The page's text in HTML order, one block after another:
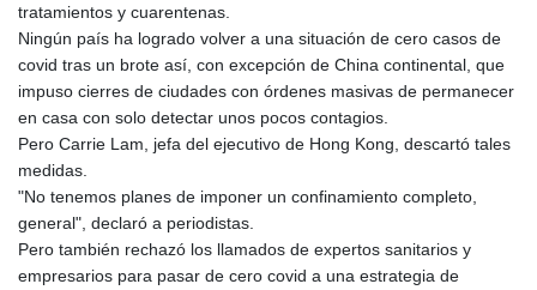
tratamientos y cuarentenas.
Ningún país ha logrado volver a una situación de cero casos de
covid tras un brote así, con excepción de China continental, que
impuso cierres de ciudades con órdenes masivas de permanecer
en casa con solo detectar unos pocos contagios.
Pero Carrie Lam, jefa del ejecutivo de Hong Kong, descartó tales
medidas.
"No tenemos planes de imponer un confinamiento completo,
general", declaró a periodistas.
Pero también rechazó los llamados de expertos sanitarios y
empresarios para pasar de cero covid a una estrategia de